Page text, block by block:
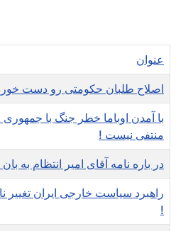
عنوان
اصلاح طلبان حکومتی رو دست
با آمدن اوباما خطر جنگ با
منتفی نیست !
در باره نامه آقای امیر انتظام به
راهبرد سیاست خارجی ایران تغییر
!